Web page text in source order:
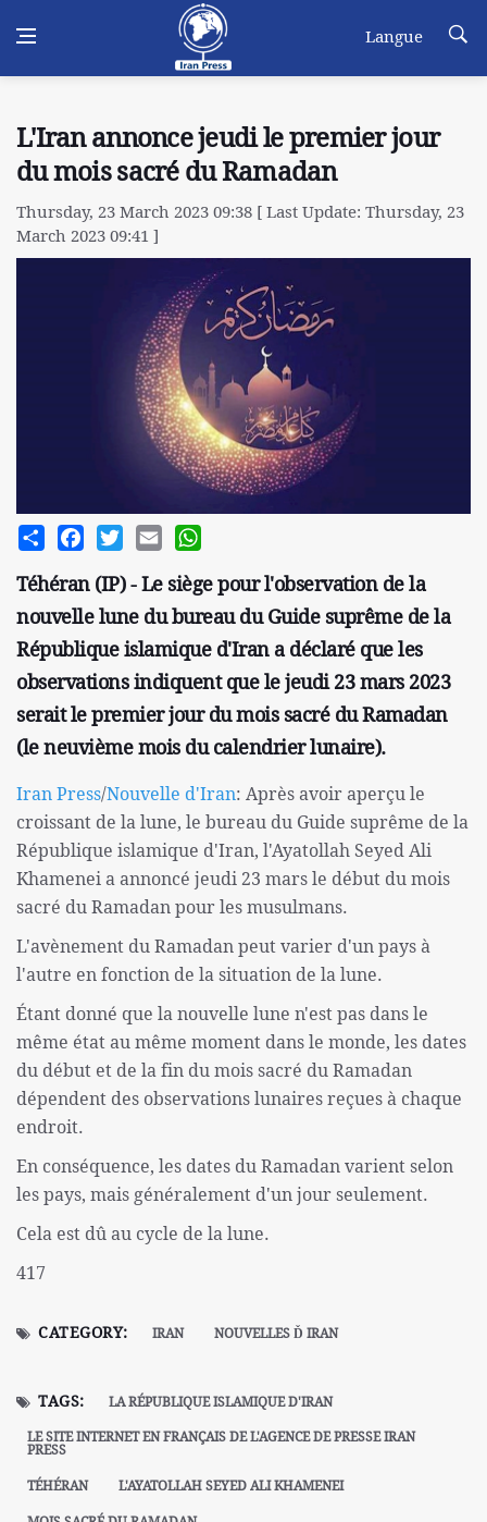
Langue
L'Iran annonce jeudi le premier jour
du mois sacré du Ramadan
Thursday, 23 March 2023 09:38 [ Last Update: Thursday, 23
March 2023 09:41 ]
Share FacebookTwitterEmail
Téhéran (IP) - Le siège pour l'observation de la
nouvelle lune du bureau du Guide suprême de la
République islamique d'Iran a déclaré que les
observations indiquent que le jeudi 23 mars 2023
serait le premier jour du mois sacré du Ramadan
(le neuvième mois du calendrier lunaire).
Iran Press/Nouvelle d'Iran: Après avoir aperçu le
croissant de la lune, le bureau du Guide suprême de la
République islamique d'Iran, l'Ayatollah Seyed Ali
Khamenei a annoncé jeudi 23 mars le début du mois
sacré du Ramadan pour les musulmans.
L'avènement du Ramadan peut varier d'un pays à
l'autre en fonction de la situation de la lune.
Étant donné que la nouvelle lune n'est pas dans le
même état au même moment dans le monde, les dates
du début et de la fin du mois sacré du Ramadan
dépendent des observations lunaires reçues à chaque
endroit.
En conséquence, les dates du Ramadan varient selon
les pays, mais généralement d'un jour seulement.
Cela est dû au cycle de la lune.
417
CATEGORY: IRAN NOUVELLES Ď IRAN
TAGS:
LA RÉPUBLIQUE ISLAMIQUE D'IRAN
LE SITE INTERNET EN FRANÇAIS DE L'AGENCE DE PRESSE IRAN
PRESS
TÉHÉRAN
L'AYATOLLAH SEYED ALI KHAMENEI